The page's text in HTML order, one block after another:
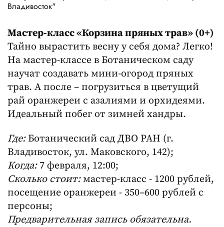
Владивосток"
Мастер-класс «Корзина пряных трав» (0+)
Тайно вырастить весну у себя дома? Легко!
На мастер-классе в Ботаническом саду
научат создавать мини-огород пряных
трав. А после – погрузиться в цветущий
рай оранжереи с азалиями и орхидеями.
Идеальный побег от зимней хандры.
Где:Ботанический сад ДВО РАН (г.
Владивосток, ул. Маковского, 142);
Когда:7 февраля, 12:00;
Сколько стоит:мастер-класс - 1200 рублей,
посещение оранжереи - 350–600 рублей с
персоны;
Предварительная запись обязательна.